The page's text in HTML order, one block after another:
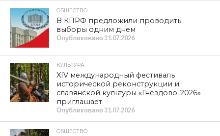
ОБЩЕСТВО
В КПРФ предложили проводить
выборы одним днем
Опубликовано31.07.2026
КУЛЬТУРА
XIV международный фестиваль
исторической реконструкции и
славянской культуры «Гнёздово-2026»
приглашает
Опубликовано31.07.2026
ОБЩЕСТВО